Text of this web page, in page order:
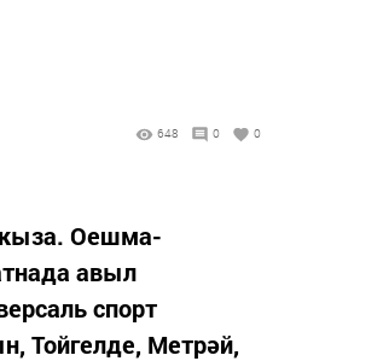
648 0 0
Оешма-
авыл
спорт
Тойгелде, Метрәй,